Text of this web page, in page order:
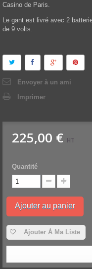
Casino de Paris.
Le gant est livré avec 2
de 9 volts.
Envoyer à un ami
Imprimer
225,00 € HT
Quantité
Ajouter au panier
Ajouter À Ma Liste